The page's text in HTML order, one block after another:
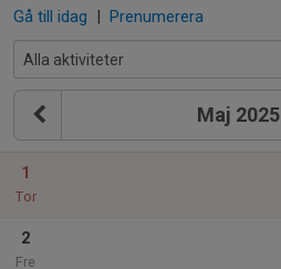
Gå till idag | Prenumerera
Maj 2025
1
Tor
2
Fre